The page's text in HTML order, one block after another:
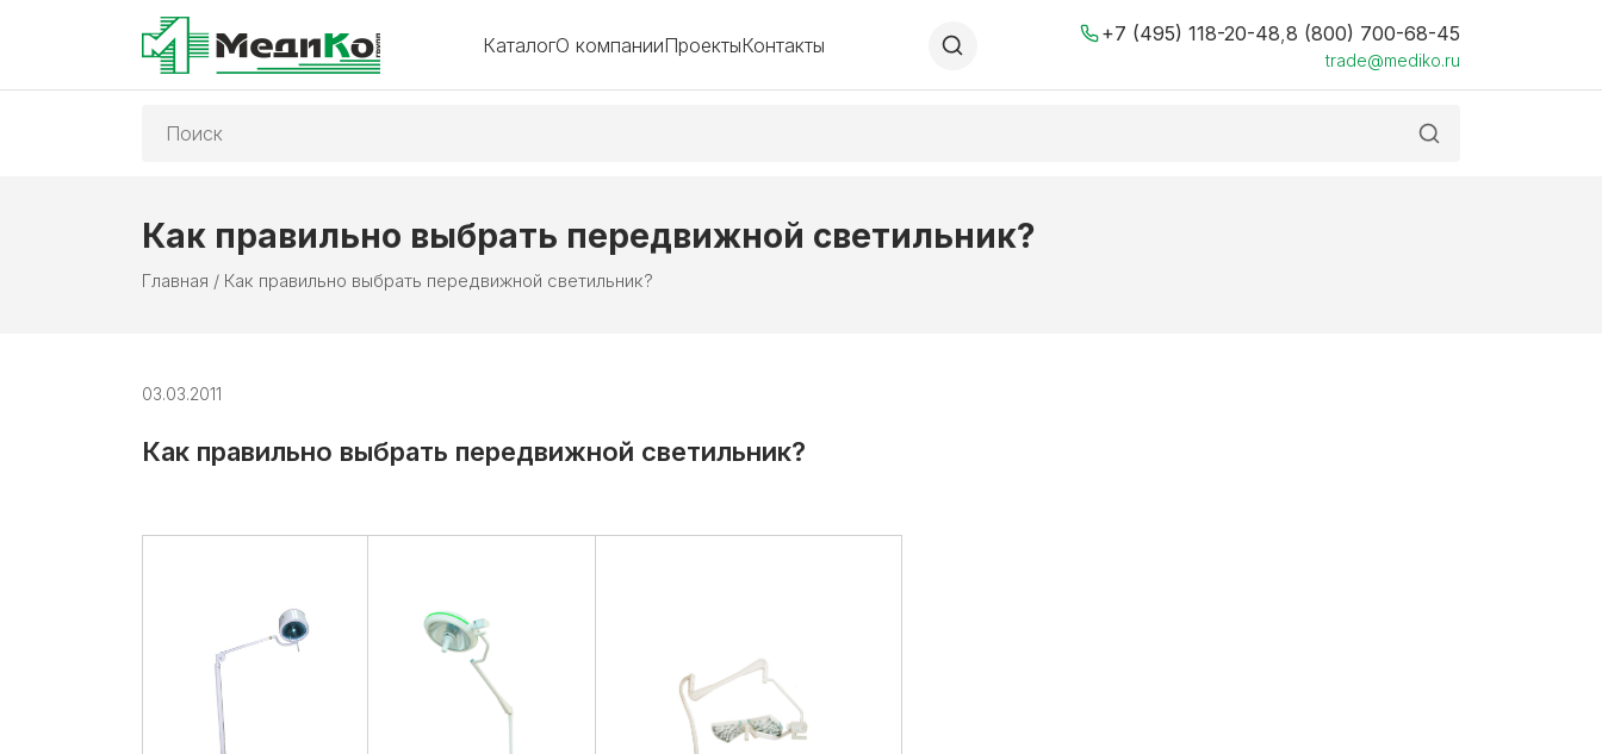
КаталогО компанииПроектыКонтакты
+7 (495) 118-20-48 8 (800) 700-68-45
trade@mediko.ru
Как правильно выбрать передвижной светильник?
Главная / Как правильно выбрать передвижной светильник?
03.03.2011
Как правильно выбрать передвижной светильник?